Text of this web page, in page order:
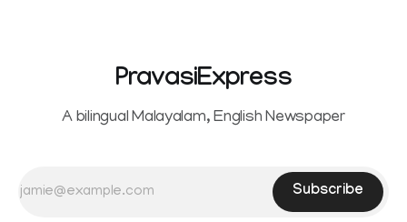
PravasiExpress
A bilingual Malayalam, English Newspaper
Subscribe